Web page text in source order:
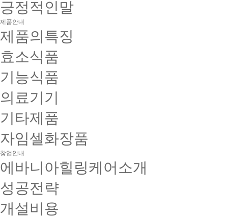
긍정적인말
제품안내
제품의특징
효소식품
기능식품
의료기기
기타제품
자임셀화장품
창업안내
에바니아힐링케어소개
성공전략
개설비용